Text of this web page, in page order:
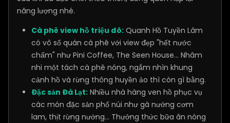
năng lượng nhé.
Cà phê view hồ triệu đô: Quanh Hồ Tuyền Lâm
có vô số quán cà phê với view đẹp "hết nước
chấm" như Pini Coffee, The Seen House... Nhâm
nhi một tách cà phê nóng, ngắm nhìn khung
cảnh hồ và rừng thông huyền ảo thì còn gì bằng.
Đặc sản Đà Lạt: Nhiều nhà hàng ven hồ phục vụ
các món đặc sản phố núi như gà nướng cơm
lam, thịt rừng nướng... Thưởng thức bữa ăn nóng